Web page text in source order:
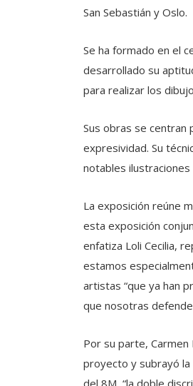
San Sebastián y Oslo.
Se ha formado en el
desarrollado su
para realizar los
Sus obras se centran
expresividad. Su
notables
La exposición reúne
esta exposición
enfatiza Loli Cecilia,
estamos
artistas “que ya han
que nosotras
Por su parte,
proyecto y subrayó la
del 8M, “la doble